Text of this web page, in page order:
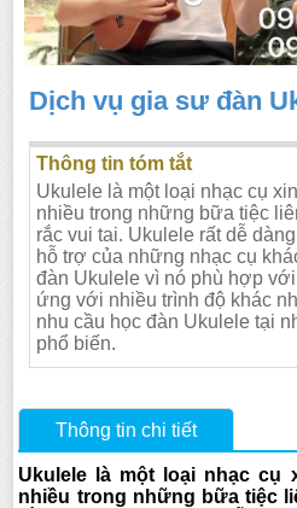
Dịch vụ gia sư đàn
Thông tin tóm tắt
Ukulele là một loại nhạc cụ
nhiều trong những bữa tiệc
rắc vui tai. Ukulele rất dễ
hỗ trợ của những nhạc cụ
đàn Ukulele vì nó phù hợp
ứng với nhiều trình độ khác
nhu cầu học đàn Ukulele tại
phổ biến.
Thông tin chi tiết
Ukulele là một loại nhạc
nhiều trong những bữa tiệc